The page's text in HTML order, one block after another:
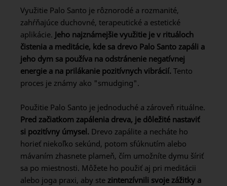
Využitie Palo Santo je rôznorodé a rozmanité,
zahŕňajúce duchovné, terapeutické a estetické
aplikácie. Jeho najznámejšie využitie je v rituáloch
čistenia a meditácie, kde sa drevo Palo Santo zapáli a
jeho dym sa používa na odstránenie negatívnej
energie a na prilákanie pozitívnych vibrácií. Tento
proces je známy ako "smudging".
Použitie Palo Santo je jednoduché a zároveň rituálne.
Pred začiatkom zapálenia dreva, je dôležité nastaviť
si pozitívny úmysel. Drevo zapálite a necháte ho
horieť niekoľko sekúnd, potom sfúknutím alebo
mávaním zhasnete plameň, čím umožníte dymu šíriť
sa po miestnosti. Môžete ho použiť aj pri meditácii
alebo joga praxi, aby ste zintenzívnili svoje zážitky a